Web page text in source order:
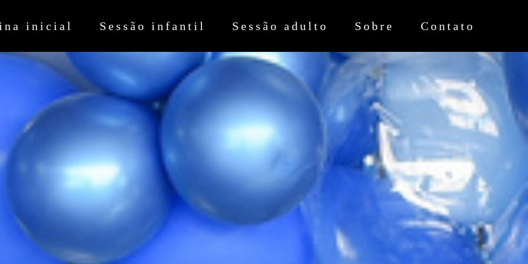
inicial Sessão infantil Sessão adulto Sobre Contato